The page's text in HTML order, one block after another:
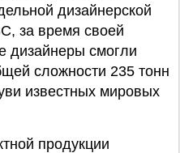
дизайнерской
за время своей
дизайнеры смогли
сложности 235 тонн
известных мировых
продукции